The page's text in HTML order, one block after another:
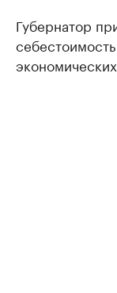
Губернатор